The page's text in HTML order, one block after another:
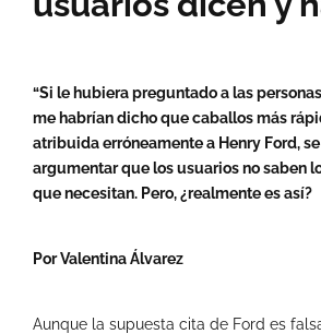
“Si le hubiera preguntado a las
me habrían dicho que caballos más
atribuida erróneamente a Henry Ford,
argumentar que los usuarios no saben
que necesitan. Pero, ¿realmente es así?
Por Valentina Álvarez
Aunque la supuesta cita de Ford es